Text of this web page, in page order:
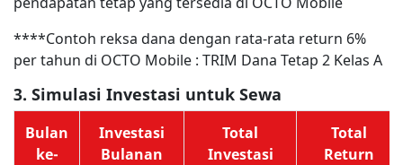
****Contoh reksa dana dengan rata-rata return 6%
per tahun di OCTO Mobile : TRIM Dana Tetap 2 Kelas A
3. Simulasi Investasi untuk Sewa
Bulan
ke-
Investasi
Bulanan
Total
Investasi
Total
Return